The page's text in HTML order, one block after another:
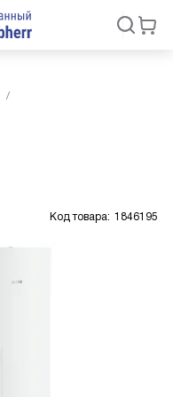
Код товара: 1846195